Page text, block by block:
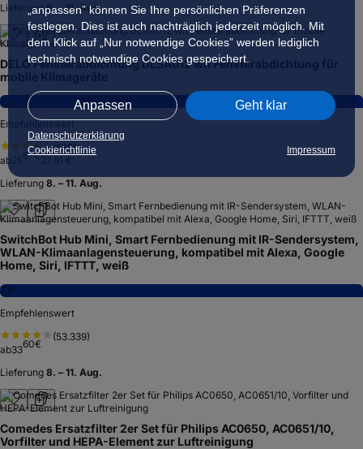
„anpassen” können Sie Ihre persönlichen Präferenzen
festlegen. Dies ist auch nachträglich jederzeit möglich. Mit
dem Klick auf „Nur notwendige Cookies” werden lediglich
technisch notwendige Cookies gespeichert.
Anpassen Geht klar
Datenschutzerklärung
Cookierichtlinie
Impressum
Lieferung 8. – 11. Aug.
DELO Fensterabdichtung DLSA012 wh Fensterabdichtung für
mobile Klimageräte
7,9
Empfehlenswert
(636)
ab
67€
Lieferung 8. – 11. Aug.
SwitchBot Hub Mini, Smart Fernbedienung mit IR-Sendersystem,
WLAN-Klimaanlagensteuerung, kompatibel mit Alexa, Google
Home, Siri, IFTTT, weiß
7,8
Empfehlenswert
(53.339)
ab3360€
Lieferung 8. – 11. Aug.
Comedes Ersatzfilter 2er Set für Philips AC0650, AC0651/10,
Vorfilter und HEPA-Element zur Luftreinigung